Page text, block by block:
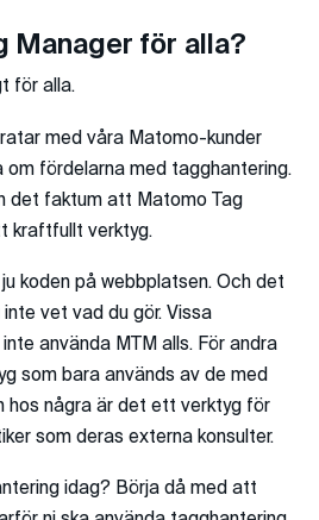
Manager för alla?
för alla.
med våra Matomo-kunder
om fördelarna med tagghantering.
det faktum att Matomo Tag
kraftfullt verktyg.
koden på webbplatsen. Och det
vet vad du gör. Vissa
använda MTM alls. För andra
som bara används av de med
hos några är det ett verktyg för
som deras externa konsulter.
idag? Börja då med att